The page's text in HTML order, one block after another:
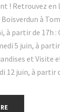
! Retrouvez
Boisverdun à
à partir de 17h
5 juin, à partir
et Visite
12 juin, à partir